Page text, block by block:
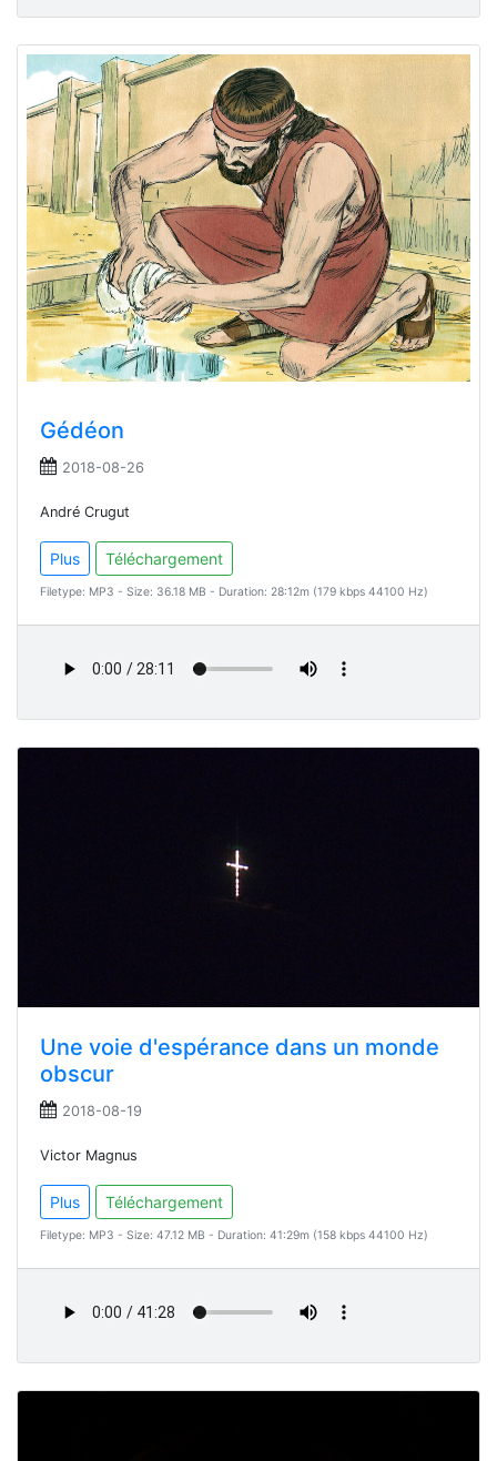
Gédéon
2018-08-26
André Crugut
Plus Téléchargement
Filetype: MP3 - Size: 36.18 MB - Duration: 28:12m (179 kbps 44100 Hz)
Une voie d'espérance dans un monde
obscur
2018-08-19
Victor Magnus
Plus Téléchargement
Filetype: MP3 - Size: 47.12 MB - Duration: 41:29m (158 kbps 44100 Hz)